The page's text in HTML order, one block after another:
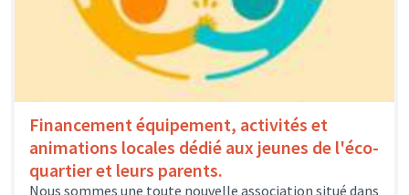
Financement équipement, activités et
animations locales dédié aux jeunes de l'éco-
quartier et leurs parents.
Nous sommes une toute nouvelle association situé dans